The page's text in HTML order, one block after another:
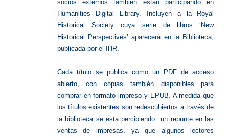
socios externos también están participando en
Humanities Digital Library. Incluyen a la Royal
Historical Society cuya serie de libros ‘New
Historical Perspectives’ aparecerá en la Biblioteca,
publicada por el IHR.
Cada título se publica como un PDF de acceso
abierto, con copias también disponibles para
comprar en formato impreso y EPUB. A medida que
los títulos existentes son redescubiertos a través de
la biblioteca se esta percibiendo un repunte en las
ventas de impresas, ya que algunos lectores